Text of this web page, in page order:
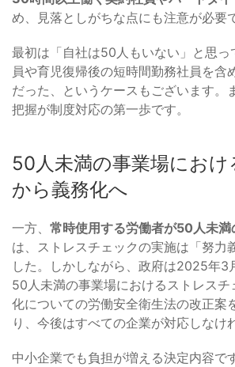
め、見落としがちな点にも注意が必要
最初は「自社は50人もいない」と思っ
員や育児復帰後の短時間勤務社員を含
だった、というケースもございます。
把握が制度対応の第一歩です。
50人未満の事業場におけ
から義務化へ
一方、 常時使用する労働者が50人未満
は、ストレスチェックの実施は「努力
した。しかしながら、政府は2025年3
50人未満の事業場におけるストレスチ
化についての労働安全衛生法の改正案
り、今後はすべての企業が対応しなけ
中小企業でも負担が増える決定内容で